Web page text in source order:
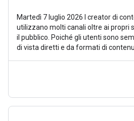
Martedì 7 luglio 2026 I creator di
utilizzano molti canali oltre ai propri
il pubblico. Poiché gli utenti sono
di vista diretti e da formati di